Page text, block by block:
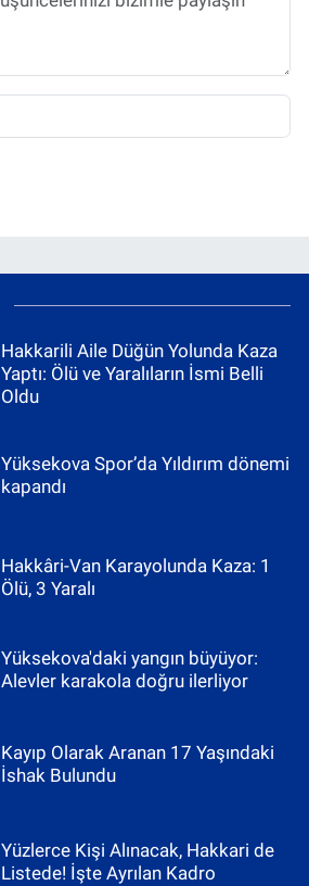
Hakkarili Aile Düğün Yolunda Kaza
Yaptı: Ölü ve Yaralıların İsmi Belli
Oldu
Yüksekova Spor’da Yıldırım dönemi
kapandı
Hakkâri-Van Karayolunda Kaza: 1
Ölü, 3 Yaralı
Yüksekova'daki yangın büyüyor:
Alevler karakola doğru ilerliyor
Kayıp Olarak Aranan 17 Yaşındaki
İshak Bulundu
Yüzlerce Kişi Alınacak, Hakkari de
Listede! İşte Ayrılan Kadro